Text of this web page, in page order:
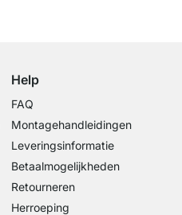
Help
FAQ
Montagehandleidingen
Leveringsinformatie
Betaalmogelijkheden
Retourneren
Herroeping